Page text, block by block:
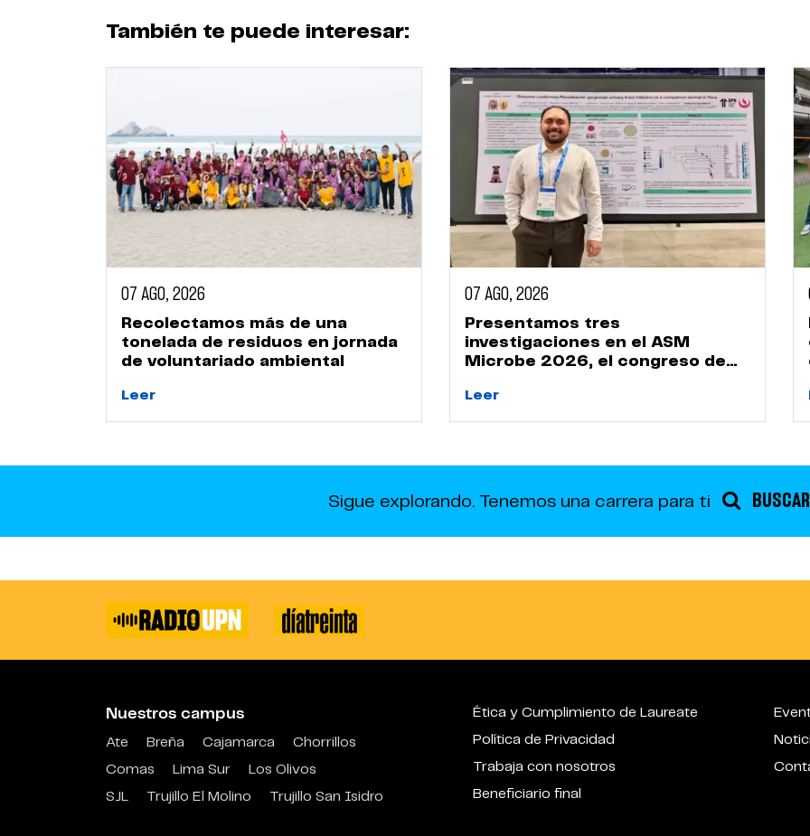
También te puede interesar:
07 AGO, 2026
Recolectamos más de una
tonelada de residuos en jornada
de voluntariado ambiental
Leer
07 AGO, 2026
Presentamos tres
investigaciones en el ASM
Microbe 2026, el congreso de
del mundo
Leer
Sigue explorando. Tenemos una carrera para ti
Nuestros campus
Ate Breña Cajamarca
Chorrillos
Comas
Lima Sur
Los Olivos
SJL
Trujillo El Molino Trujillo San Isidro
Ética y Cumplimiento de Laureate
Política de Privacidad
Trabaja con nosotros
Beneficiario final